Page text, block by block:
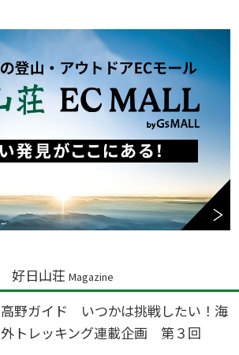
好日山荘 Magazine
高野ガイド いつかは挑戦したい！海
外トレッキング連載企画 第３回